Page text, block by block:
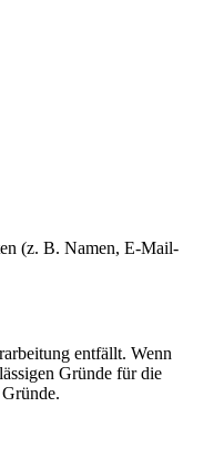
(z. B. Namen, E-Mail-
entfällt. Wenn
Gründe für die